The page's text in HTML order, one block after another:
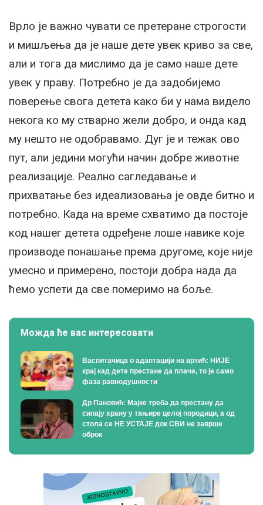
Врло је важно чувати се претеране строгости
и мишљења да је наше дете увек криво за све,
али и тога да мислимо да је само наше дете
увек у праву. Потребно је да задобијемо
поверење свога детета како би у нама видело
некога ко му стварно жели добро, и онда кад
му нешто не одобравамо. Дуг је и тежак ово
пут, али једини могући начин добре животне
реализације. Реално сагледавање и
прихватање без идеализовања је овде битно и
потребно. Када на време схватимо да постоје
код нашег детета одређене лоше навике које
производе понашање према другоме, које није
умесно и примерено, постоји добра нада да
ћемо успети да све померимо на боље.
Можда ће вас интересовати
Васпитачица о адаптацији на вртић: НИЈЕ
крај кад дете престане да плаче, то је само
фаза равнодушности
Др Пановић: Мајке треба да престану да
сипају храну у тањире целој породици, а од
стола се НЕ УСТАЈЕ док СВИ не заврше
оброк